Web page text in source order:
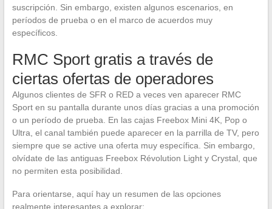
suscripción. Sin embargo, existen algunos escenarios, en
períodos de prueba o en el marco de acuerdos muy
específicos.
RMC Sport gratis a través de
ciertas ofertas de operadores
Algunos clientes de SFR o RED a veces ven aparecer RMC
Sport en su pantalla durante unos días gracias a una promoción
o un período de prueba. En las cajas Freebox Mini 4K, Pop o
Ultra, el canal también puede aparecer en la parrilla de TV, pero
siempre que se active una oferta muy específica. Sin embargo,
olvídate de las antiguas Freebox Révolution Light y Crystal, que
no permiten esta posibilidad.
Para orientarse, aquí hay un resumen de las opciones
realmente interesantes a explorar: